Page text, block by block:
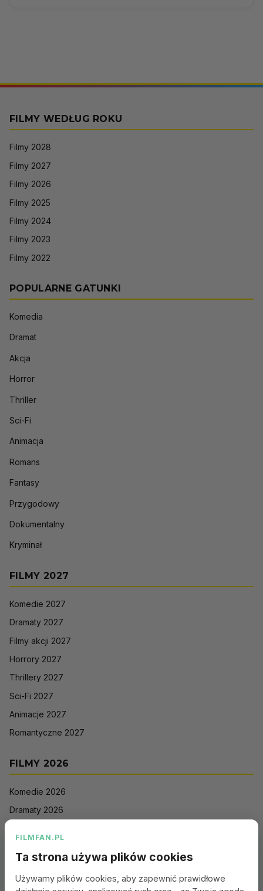
FILMY WEDŁUG ROKU
Filmy 2028
Filmy 2027
Filmy 2026
Filmy 2025
Filmy 2024
Filmy 2023
Filmy 2022
POPULARNE GATUNKI
Komedia
Dramat
Akcja
Horror
Thriller
Sci-Fi
Animacja
Romans
Fantasy
Przygodowy
Dokumentalny
Kryminał
FILMY 2027
Komedie 2027
Dramaty 2027
Filmy akcji 2027
Horrory 2027
Thrillery 2027
Sci-Fi 2027
Animacje 2027
Romantyczne 2027
FILMY 2026
Komedie 2026
Dramaty 2026
Sci-Fi 2026
FILMFAN.PL
Ta strona używa plików cookies
Używamy plików cookies, aby zapewnić prawidłowe